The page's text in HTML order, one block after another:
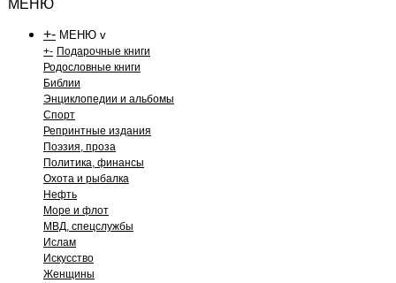
МЕНЮ
+- МЕНЮ v
+- Подарочные книги
Родословные книги
Библии
Энциклопедии и альбомы
Спорт
Репринтные издания
Поэзия, проза
Политика, финансы
Охота и рыбалка
Нефть
Море и флот
МВД, спецслужбы
Ислам
Искусство
Женщины